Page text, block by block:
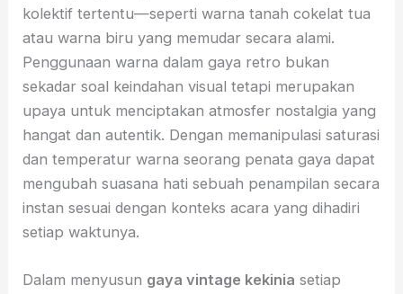
kolektif tertentu—seperti warna tanah cokelat tua
atau warna biru yang memudar secara alami.
Penggunaan warna dalam gaya retro bukan
sekadar soal keindahan visual tetapi merupakan
upaya untuk menciptakan atmosfer nostalgia yang
hangat dan autentik. Dengan memanipulasi saturasi
dan temperatur warna seorang penata gaya dapat
mengubah suasana hati sebuah penampilan secara
instan sesuai dengan konteks acara yang dihadiri
setiap waktunya.
Dalam menyusun gaya vintage kekinia setiap